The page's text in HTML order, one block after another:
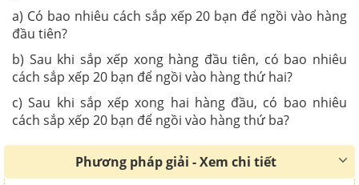
a) Có bao nhiêu cách sắp xếp 20 bạn để ngồi vào hàng
đầu tiên?
b) Sau khi sắp xếp xong hàng đầu tiên, có bao nhiêu
cách sắp xếp 20 bạn để ngồi vào hàng thứ hai?
c) Sau khi sắp xếp xong hai hàng đầu, có bao nhiêu
cách sắp xếp 20 bạn để ngồi vào hàng thứ ba?
Phương pháp giải - Xem chi tiết